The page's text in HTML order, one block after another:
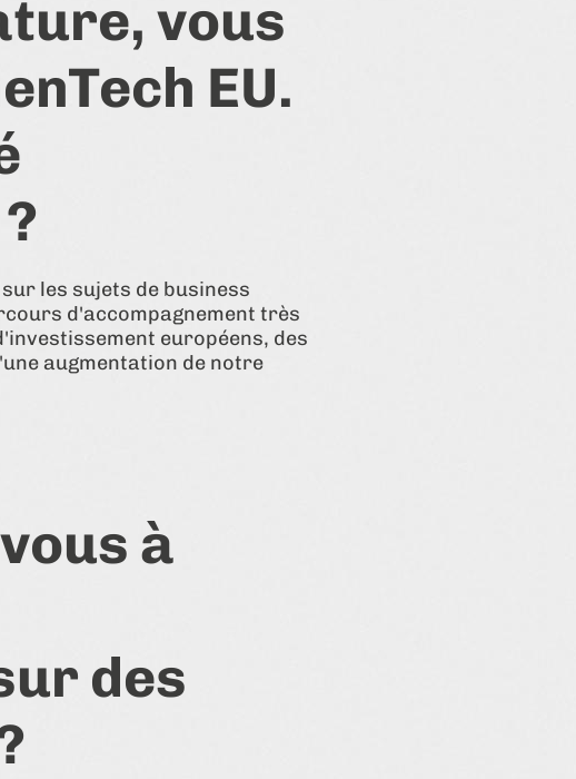
vous
EU.
les sujets de business
d'accompagnement très
européens, des
augmentation de notre
à
des